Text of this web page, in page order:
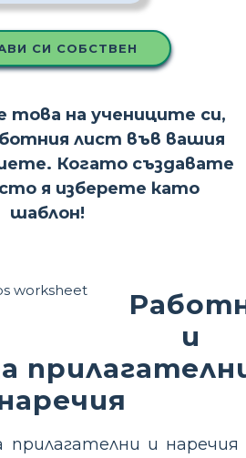
СИ СОБСТВЕН
това на учениците си,
лист във вашия
Когато създавате
я изберете като
шаблон!
и
прилагателни и наречия